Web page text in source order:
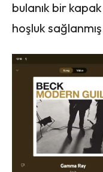
bulanık bir
hoşluk